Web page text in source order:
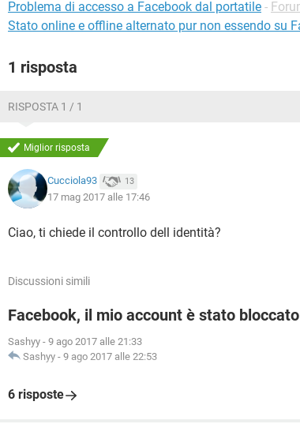
Problema di accesso a Facebook dal portatile -
Stato online e offline alternato pur non essendo su
1 risposta
RISPOSTA 1 / 1
Miglior risposta
Cucciola93 13
17 mag 2017 alle 17:46
Ciao, ti chiede il controllo dell identità?
Discussioni simili
Facebook, il mio account è stato
Sashyy - 9 ago 2017 alle 21:33
Sashyy - 9 ago 2017 alle 22:53
6 risposte